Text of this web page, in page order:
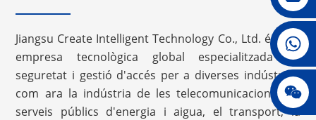
008615396811719
jenny010678
Jiangsu Create Intelligent Technology Co., Ltd. és una
empresa tecnològica global especialitzada en
seguretat i gestió d'accés per a diverses indústries,
com ara la indústria de les telecomunicacions, els
serveis públics d'energia i aigua, el transport, la